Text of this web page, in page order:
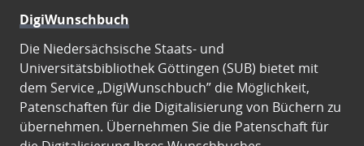
DigiWunschbuch
Die Niedersächsische Staats- und
Universitätsbibliothek Göttingen (SUB) bietet mit
dem Service „DigiWunschbuch” die Möglichkeit,
Patenschaften für die Digitalisierung von Büchern zu
übernehmen. Übernehmen Sie die Patenschaft für